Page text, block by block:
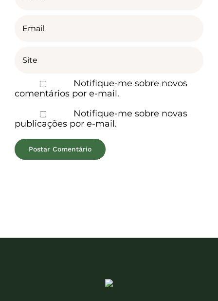
Notifique-me sobre novos
comentários por e-mail.
Notifique-me sobre novas
publicações por e-mail.